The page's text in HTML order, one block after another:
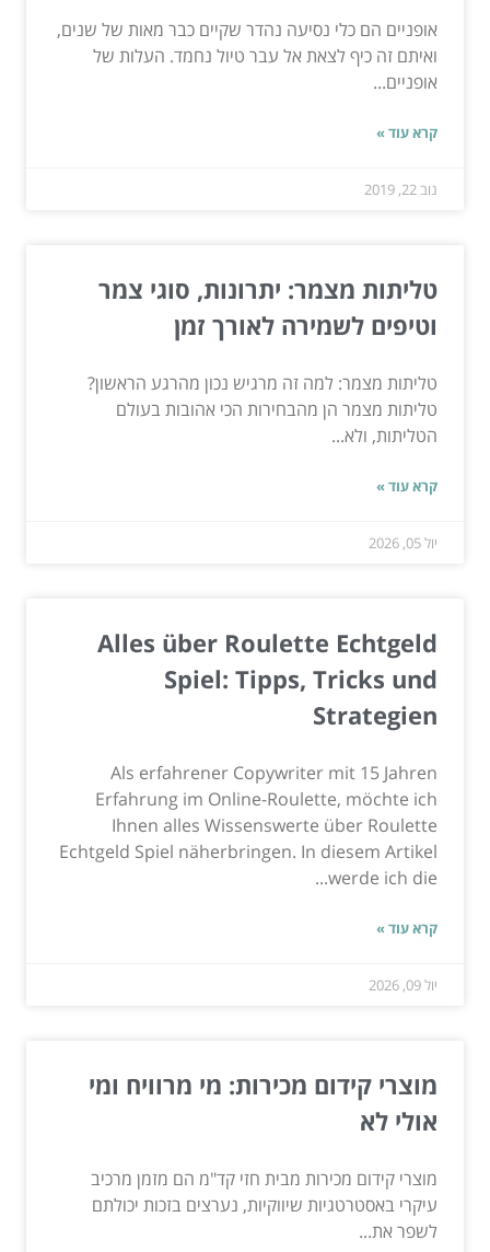
אופניים הם כלי נסיעה נהדר שקיים כבר מאות של שנים,
ואיתם זה כיף לצאת אל עבר טיול נחמד. העלות של
אופניים...
קרא עוד »
נוב 22, 2019
טליתות מצמר: יתרונות, סוגי צמר
וטיפים לשמירה לאורך זמן
טליתות מצמר: למה זה מרגיש נכון מהרגע הראשון?
טליתות מצמר הן מהבחירות הכי אהובות בעולם
הטליתות, ולא...
קרא עוד »
יול 05, 2026
Alles über Roulette Echtgeld
Spiel: Tipps, Tricks und
Strategien
Als erfahrener Copywriter mit 15 Jahren
Erfahrung im Online-Roulette, möchte ich
Ihnen alles Wissenswerte über Roulette
Echtgeld Spiel näherbringen. In diesem Artikel
werde ich die...
קרא עוד »
יול 09, 2026
מוצרי קידום מכירות: מי מרוויח ומי
אולי לא
מוצרי קידום מכירות מבית חזי קד"מ הם מזמן מרכיב
עיקרי באסטרטגיות שיווקיות, נערצים בזכות יכולתם
לשפר את...